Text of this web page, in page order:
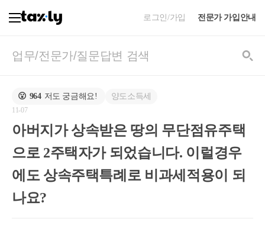
로그인/가입 전문가 가입안내
😮 964 저도 궁금해요! 양도소득세
11-07
아버지가 상속받은 땅의 무단점유주택
으로 2주택자가 되었습니다. 이럴경우
에도 상속주택특례로 비과세적용이 되
나요?